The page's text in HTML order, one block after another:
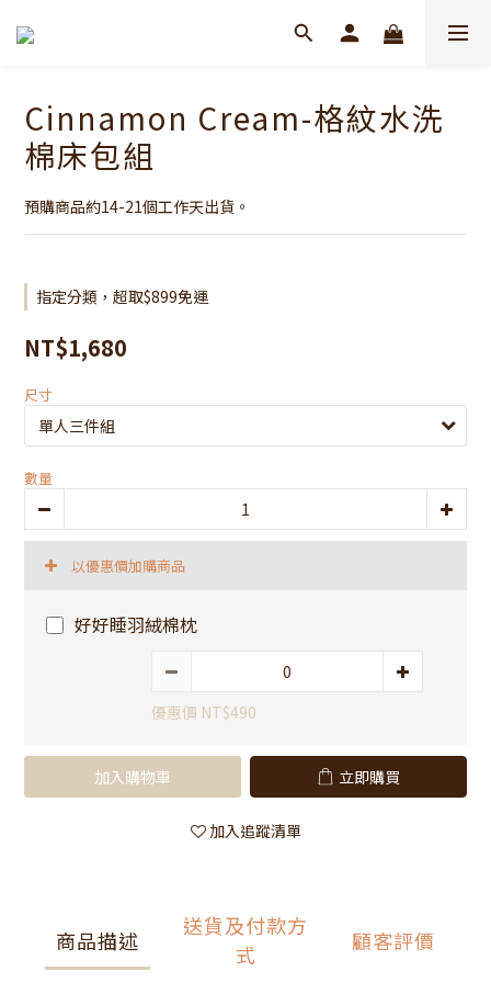
Cinnamon Cream-格紋水洗
棉床包組
預購商品約14-21個工作天出貨。
指定分類，超取$899免運
NT$1,680
尺寸
數量
以優惠價加購商品
好好睡羽絨棉枕
優惠價 NT$490
加入購物車 立即購買
加入追蹤清單
商品描述
送貨及付款方
式
顧客評價